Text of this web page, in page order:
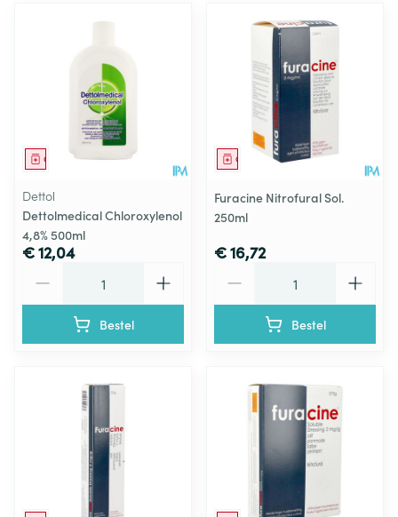
Geneesmiddel
Dettol
Dettolmedical Chloroxylenol
4,8% 500ml
€ 12,04
Bestel
Geneesmiddel
Furacine Nitrofural Sol.
250ml
€ 16,72
Bestel